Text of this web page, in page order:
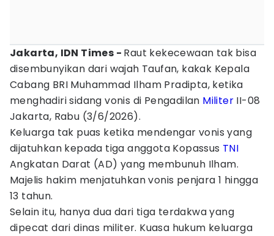
Jakarta, IDN Times - Raut kekecewaan tak bisa
disembunyikan dari wajah Taufan, kakak Kepala
Cabang BRI Muhammad Ilham Pradipta, ketika
menghadiri sidang vonis di Pengadilan Militer II-08
Jakarta, Rabu (3/6/2026).
Keluarga tak puas ketika mendengar vonis yang
dijatuhkan kepada tiga anggota Kopassus TNI
Angkatan Darat (AD) yang membunuh Ilham.
Majelis hakim menjatuhkan vonis penjara 1 hingga
13 tahun.
Selain itu, hanya dua dari tiga terdakwa yang
dipecat dari dinas militer. Kuasa hukum keluarga